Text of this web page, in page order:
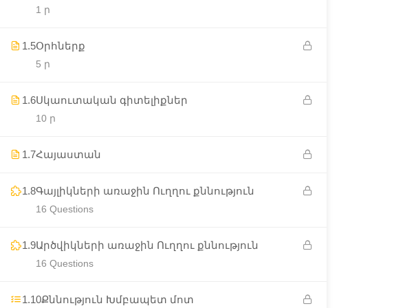
1 ր
1.5Օրհներք
5 ր
1.6Սկաուտական գիտելիքներ
10 ր
1.7Հայաստան
1.8Գայլիկների առաջին Ուղղու քննություն
16 Questions
1.9Արծվիկների առաջին Ուղղու քննություն
16 Questions
1.10Քննություն Խմբապետ մոտ